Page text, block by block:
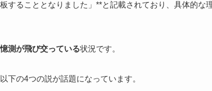
することとなりました」**と記載されており、具体的な
憶測が飛び交っている状況です。
下の4つの説が話題になっています。